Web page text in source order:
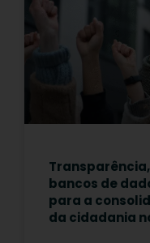
bancos de
para a
da cidadania